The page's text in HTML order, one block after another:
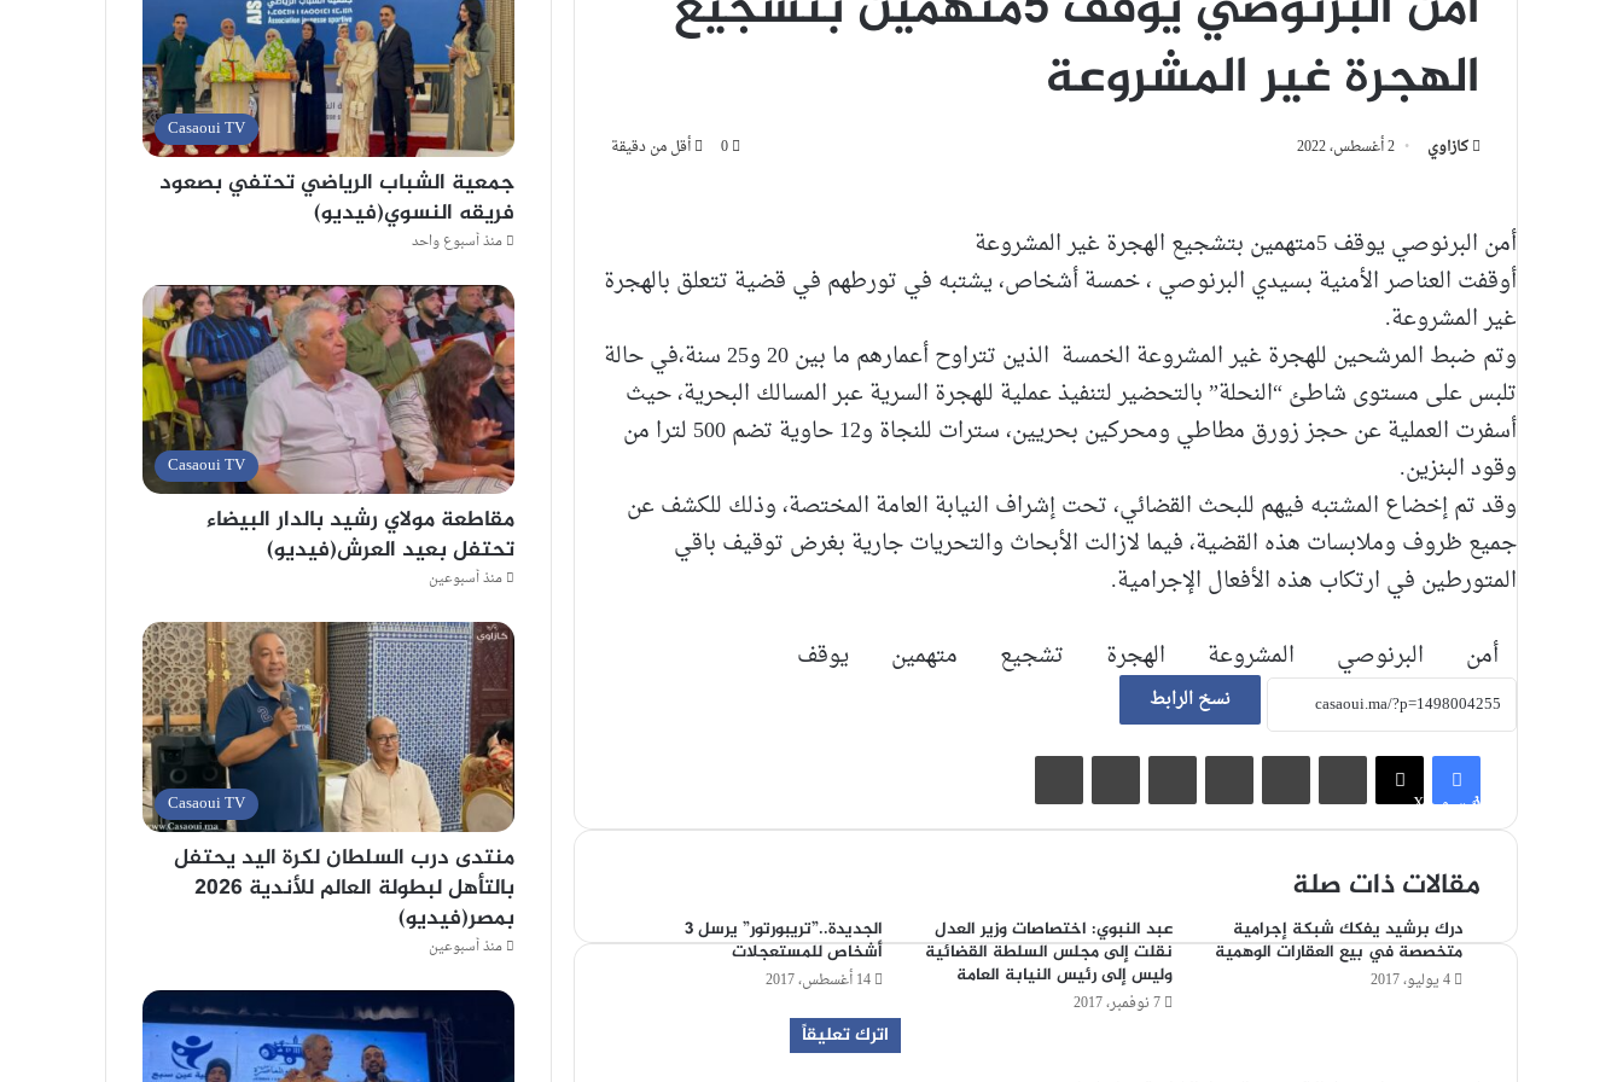
الهجرة غير المشروعة
كازاوي 2 أغسطس، 2022 0 أقل من دقيقة
أمن البرنوصي يوقف 5متهمين بتشجيع الهجرة غير المشروعة
أوقفت العناصر الأمنية بسيدي البرنوصي ، خمسة أشخاص، يشتبه في تورطهم في قضية تتعلق بالهجرة
غير المشروعة.
وتم ضبط المرشحين للهجرة غير المشروعة الخمسة الذين تتراوح أعمارهم ما بين 20 و25 سنة،في حالة
تلبس على مستوى شاطئ “النحلة” بالتحضير لتنفيذ عملية للهجرة السرية عبر المسالك البحرية، حيث
أسفرت العملية عن حجز زورق مطاطي ومحركين بحريين، سترات للنجاة و12 حاوية تضم 500 لترا من
وقود البنزين.
وقد تم إخضاع المشتبه فيهم للبحث القضائي، تحت إشراف النيابة العامة المختصة، وذلك للكشف عن
جميع ظروف وملابسات هذه القضية، فيما لازالت الأبحاث والتحريات جارية بغرض توقيف باقي
المتورطين في ارتكاب هذه الأفعال الإجرامية.
أمن
البرنوصي المشروعة الهجرة تشجيع متهمين يوقف
نسخ الرابط
فيسبوك
X
لينكدإن بينتيريست
مقالات ذات صلة
درك برشيد يفكك شبكة إجرامية
متخصصة في بيع العقارات الوهمية
4 يوليو، 2017
عبد النبوي: اختصاصات وزير العدل
نقلت إلى مجلس السلطة القضائية
وليس إلى رئيس النيابة العامة
7 نوفمبر، 2017
الجديدة..”تريبورتور” يرسل 3
أشخاص للمستعجلات
14 أغسطس، 2017
اترك تعليقاً
Casaoui TV
جمعية الشباب الرياضي تحتفي بصعود
فريقه النسوي(فيديو)
منذ أسبوع واحد
Casaoui TV
مقاطعة مولاي رشيد بالدار البيضاء
تحتفل بعيد العرش(فيديو)
منذ أسبوعين
Casaoui TV
منتدى درب السلطان لكرة اليد يحتفل
بالتأهل لبطولة العالم للأندية 2026
بمصر(فيديو)
منذ أسبوعين